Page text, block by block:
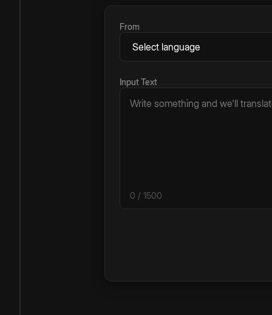
From
Input Text
0 / 1500